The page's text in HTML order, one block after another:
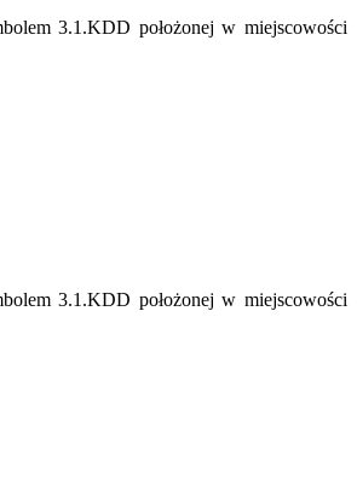
3.1.KDD położonej w miejscowości
3.1.KDD położonej w miejscowości